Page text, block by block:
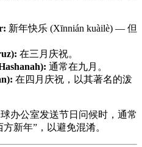
新年快乐 (Xīnnián kuàilè) — 但
在三月庆祝。
通常在九月。
在四月庆祝，以其著名的泼
办公室发送节日问候时，通常
新年”，以避免混淆。